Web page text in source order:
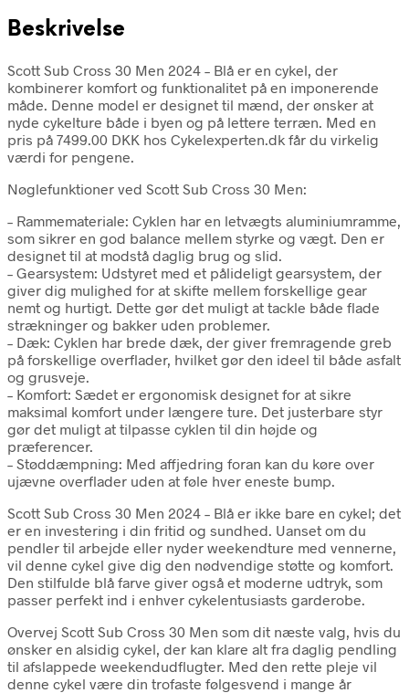
Beskrivelse
Scott Sub Cross 30 Men 2024 – Blå er en cykel, der
kombinerer komfort og funktionalitet på en imponerende
måde. Denne model er designet til mænd, der ønsker at
nyde cykelture både i byen og på lettere terræn. Med en
pris på 7499.00 DKK hos Cykelexperten.dk får du virkelig
værdi for pengene.
Nøglefunktioner ved Scott Sub Cross 30 Men:
– Rammemateriale: Cyklen har en letvægts aluminiumramme,
som sikrer en god balance mellem styrke og vægt. Den er
designet til at modstå daglig brug og slid.
– Gearsystem: Udstyret med et pålideligt gearsystem, der
giver dig mulighed for at skifte mellem forskellige gear
nemt og hurtigt. Dette gør det muligt at tackle både flade
strækninger og bakker uden problemer.
– Dæk: Cyklen har brede dæk, der giver fremragende greb
på forskellige overflader, hvilket gør den ideel til både asfalt
og grusveje.
– Komfort: Sædet er ergonomisk designet for at sikre
maksimal komfort under længere ture. Det justerbare styr
gør det muligt at tilpasse cyklen til din højde og
præferencer.
– Støddæmpning: Med affjedring foran kan du køre over
ujævne overflader uden at føle hver eneste bump.
Scott Sub Cross 30 Men 2024 – Blå er ikke bare en cykel; det
er en investering i din fritid og sundhed. Uanset om du
pendler til arbejde eller nyder weekendture med vennerne,
vil denne cykel give dig den nødvendige støtte og komfort.
Den stilfulde blå farve giver også et moderne udtryk, som
passer perfekt ind i enhver cykelentusiasts garderobe.
Overvej Scott Sub Cross 30 Men som dit næste valg, hvis du
ønsker en alsidig cykel, der kan klare alt fra daglig pendling
til afslappede weekendudflugter. Med den rette pleje vil
denne cykel være din trofaste følgesvend i mange år